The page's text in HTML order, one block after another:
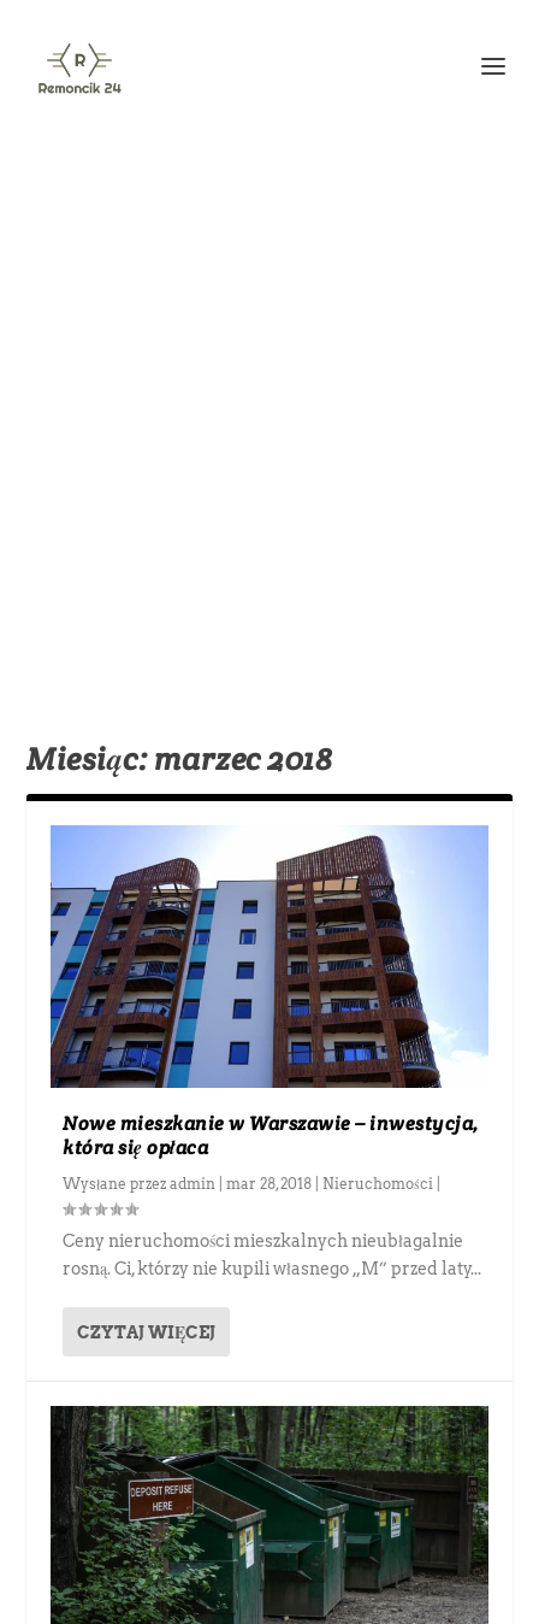
Miesiąc:marzec 2018
Nowe mieszkanie w Warszawie – inwestycja,
która się opłaca
Wysłane przezadmin |mar 28, 2018 Nieruchomości
Ceny nieruchomości mieszkalnych nieubłagalnie
rosną. Ci, którzy nie kupili własnego „M” przed laty...
CZYTAJ WIĘCEJ